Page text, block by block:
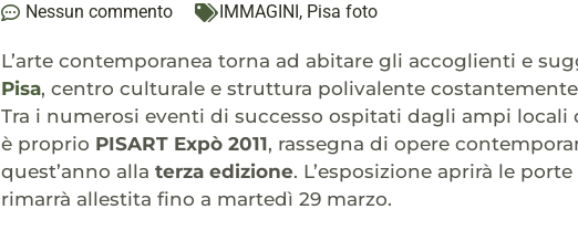
Nessun commento IMMAGINI , Pisa foto
L’arte contemporanea torna ad abitare gli accoglienti e
Pisa, centro culturale e struttura polivalente
Tra i numerosi eventi di successo ospitati dagli ampi locali
è proprio PISART Expò 2011, rassegna di opere
quest’anno alla terza edizione. L’esposizione aprirà le
rimarrà allestita fino a martedì 29 marzo.